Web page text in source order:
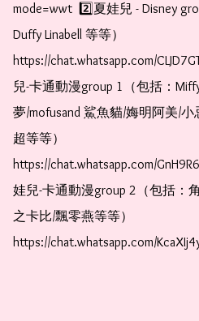
mode=wwt  2️⃣夏娃兒 - Disney
Duffy Linabell 等等）
https://chat.whatsapp.com/
兒-卡通動漫group 1（包括：
夢/mofusand 鯊魚貓/娒明阿美/
超等等）
https://chat.whatsapp.com/
娃兒-卡通動漫group 2（包括：
之卡比/飄零燕等等）
https://chat.whatsapp.com/